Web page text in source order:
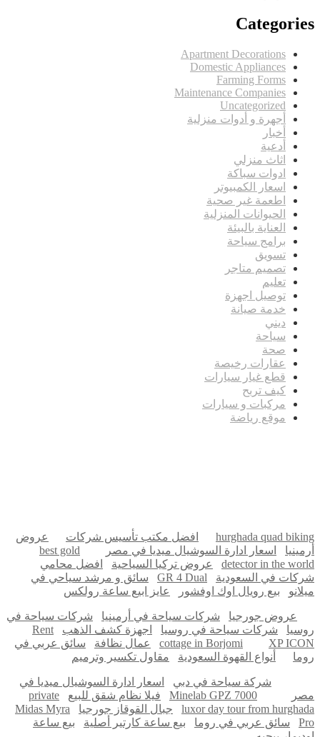
Categories
Apartment Decorations
Domestic Appliances
Farming Forms
Maintenance Companies
Uncategorized
أجهرة و أدوات منزلية
أخبار
أدعية
اثاث منزلي
ادوات سباكة
اسعار الكمبيوتر
اطعمة غير صحية
الحيوانات المنزلية
العناية بالبيئة
برامج سياحة
تسويق
تصميم متاجر
تعليم
توصيل اجهزة
خدمة صيانة
ديني
سياحة
صحة
عقارات رخيصة
قطع غيار سيارات
كيف تربح
مركبات و سيارات
موقع رياضة
hurghada quad biking افضل مكتب تأسيس شركات
عروض
أرمينيا
اسعار ادارة السوشيال ميديا في مصر
best gold
detector in the world
عروض تركيا السياحية
افضل محامي
شركات في السعودية
GR 4 Dual
سائق و مرشد سياحي في
ميلانو
بيع رويال اوك اوفشور عايز ابيع ساعة رولكس
عروض جورجيا شركات سياحة في أرمينيا
شركات سياحة في
روسيا
شركات سياحة في روسيا اجهزة كشف الذهب
Rent
cottage in Borjomi
XP ICON عمال نظافة
سائق عربي في
روما
أنواع القهوة السعودية مقاول تكسير وترميم
شركة سياحة في دبي
اسعار ادارة السوشيال ميديا في
مصر
Minelab GPZ 7000 فيلا نظام شقق للبيع
private
luxor day tour from hurghada
جبال القوقاز جورجيا
Midas Myra
Pro
سائق عربي في روما بيع ساعة كارتير أصلية
بيع ساعة